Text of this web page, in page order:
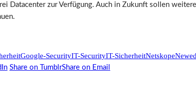
Datacenter zur Verfügung. Auch in Zukunft sollen
Google-SecurityIT-SecurityIT-SicherheitNetskope
Share on TumblrShare on Email